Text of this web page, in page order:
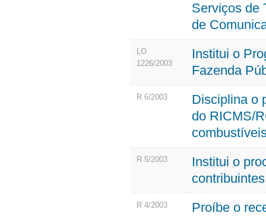
Serviços de
de
LO
1226/2003
Institui o
Fazenda
R 6/2003
Disciplina o
do RICMS/
R 5/2003
Institui o
R 4/2003
Proíbe o